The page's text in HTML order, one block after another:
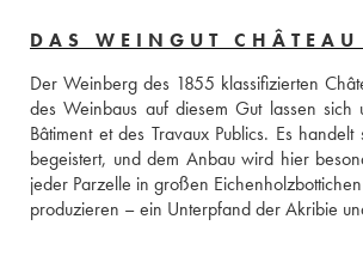
DAS WEINGUT CHÂTEAU
Der Weinberg des 1855 klassifizierten
des Weinbaus auf diesem Gut lassen
Bâtiment et des Travaux Publics. Es
begeistert, und dem Anbau wird hier
jeder Parzelle in großen
produzieren – ein Unterpfand der Akribie